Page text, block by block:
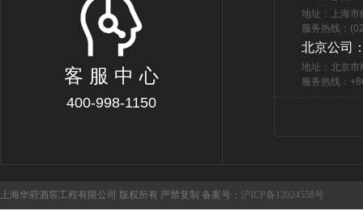
客 服 中 心
400-998-1150
地址：上海
服务热线：
北京公司
地址：北京市
服务热线：
上海华府酒窖工程有限公司 版权所有 严禁复制 备案号： 沪ICP备12024558号